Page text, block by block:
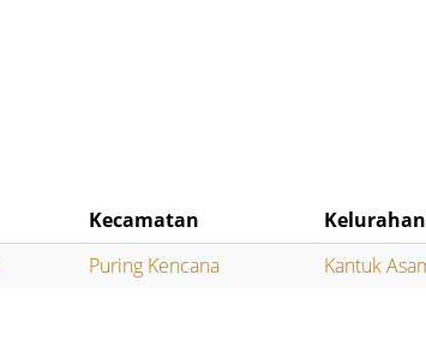
Kecamatan
Kelurahan
Puring Kencana Kantuk